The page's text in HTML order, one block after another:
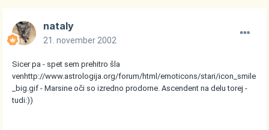
nataly
21. november 2002
Sicer pa - spet sem prehitro šla
venhttp://www.astrologija.org/forum/html/emoticons/stari/icon_smile
_big.gif - Marsine oči so izredno prodorne. Ascendent na delu torej -
tudi:))